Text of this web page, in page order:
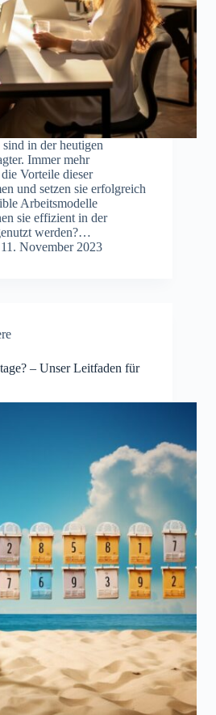
in der heutigen
Immer mehr
Vorteile dieser
und setzen sie erfolgreich
Arbeitsmodelle
sie effizient in der
werden?…
11. November 2023
– Unser Leitfaden für